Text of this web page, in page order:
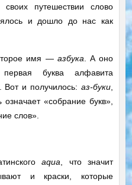
путешествии слово
и дошло до нас как
имя — азбука . А оно
первая буква алфавита
Вот и получилось:аз-буки
означает «собрание букв»,
слов».
aqua , что значит
и краски, которые